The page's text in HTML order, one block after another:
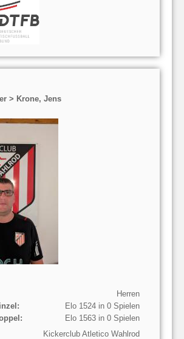
> Krone, Jens
Herren
Elo 1524 in 0 Spielen
Elo 1563 in 0 Spielen
Kickerclub Atletico Wahlrod